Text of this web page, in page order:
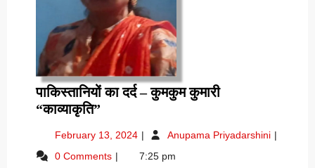
पाकिस्तानियों का दर्द – कुमकुम कुमारी
“काव्याकृति”
दर्द
–
February 13, 2024 February
2024
Anupama Priyadarshini
0 Comments 7:25 pm